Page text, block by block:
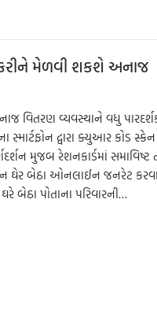
કરીને મેળવી શકશે અનાજ
વિતરણ વ્યવસ્થાને વધુ
દ્વારા ક્યુઆર કોડ
મુજબ રેશનકાર્ડમાં સમાવિષ્ટ
ઘેર બેઠા ઓનલાઈન જનરેટ કરવા
બેઠા પોતાના પરિવારની…